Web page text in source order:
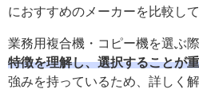
におすすめのメーカーを比較して
業務用複合機・コピー機を選ぶ
特徴を理解し、選択することが
強みを持っているため、詳しく